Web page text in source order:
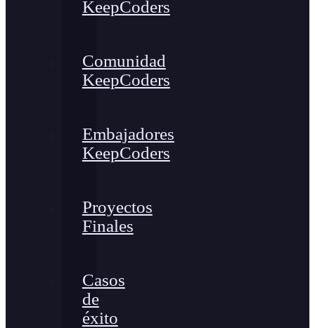
KeepCoders
Comunidad
KeepCoders
Embajadores
KeepCoders
Proyectos
Finales
Casos
de
éxito